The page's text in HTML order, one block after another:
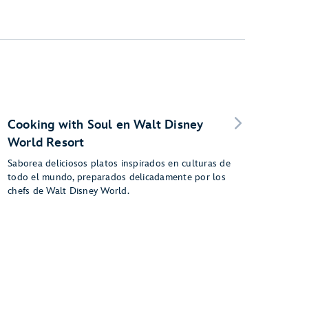
Cooking with Soul en Walt Disney
World Resort
Saborea deliciosos platos inspirados en culturas de
todo el mundo, preparados delicadamente por los
chefs de Walt Disney World.